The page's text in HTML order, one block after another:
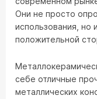
Они не просто
использования, но
положительной
себе отличные
металлических